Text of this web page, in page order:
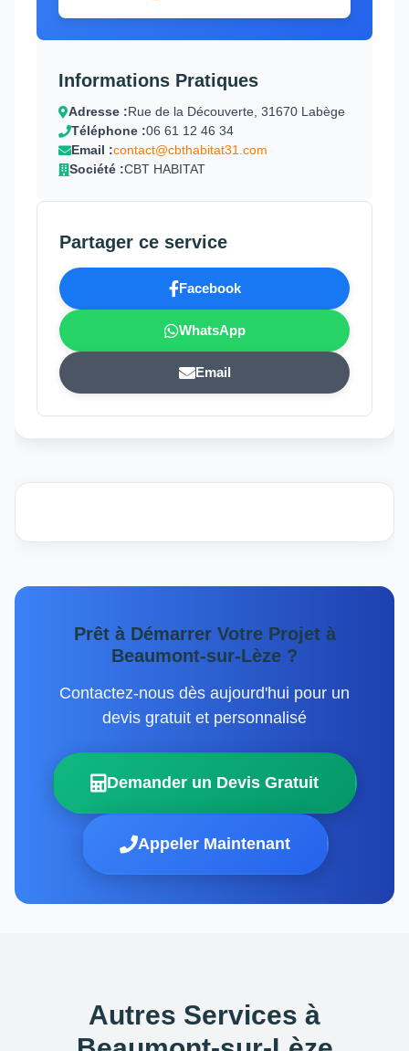
Informations Pratiques
Adresse :Rue de la Découverte, 31670 Labège
Téléphone :06 61 12 46 34
Email :contact@cbthabitat31.com
Société :CBT HABITAT
Partager ce service
Facebook
WhatsApp
Email
Prêt à Démarrer Votre Projet à
Beaumont-sur-Lèze ?
Contactez-nous dès aujourd'hui pour un
devis gratuit et personnalisé
Demander un Devis Gratuit
Appeler Maintenant
Autres Services à